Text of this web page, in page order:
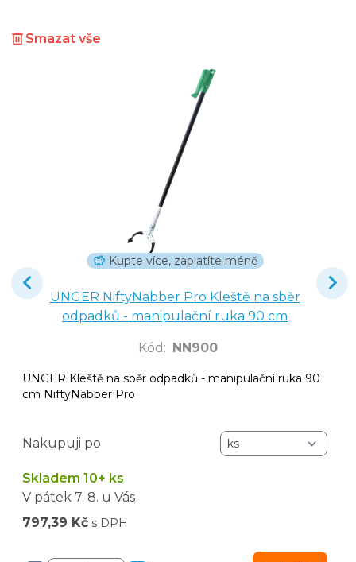
Smazat vše
Kupte více, zaplatíte méně
UNGER NiftyNabber Pro Kleště na sběr
odpadků - manipulační ruka 90 cm
Kód : NN900
UNGER Kleště na sběr odpadků - manipulační ruka 90
cm NiftyNabber Pro
Nakupuji po
Skladem 10+ ks
V pátek 7. 8. u Vás
797,39 Kč s DPH